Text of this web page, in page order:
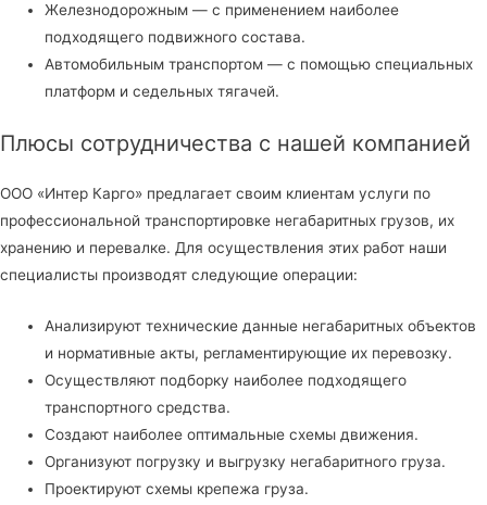
Железнодорожным — с применением наиболее
подходящего подвижного состава.
Автомобильным транспортом — с помощью специальных
платформ и седельных тягачей.
Плюсы сотрудничества с нашей компанией
ООО «Интер Карго» предлагает своим клиентам услуги по
профессиональной транспортировке негабаритных грузов, их
хранению и перевалке. Для осуществления этих работ наши
специалисты производят следующие операции:
Анализируют технические данные негабаритных объектов
и нормативные акты, регламентирующие их перевозку.
Осуществляют подборку наиболее подходящего
транспортного средства.
Создают наиболее оптимальные схемы движения.
Организуют погрузку и выгрузку негабаритного груза.
Проектируют схемы крепежа груза.